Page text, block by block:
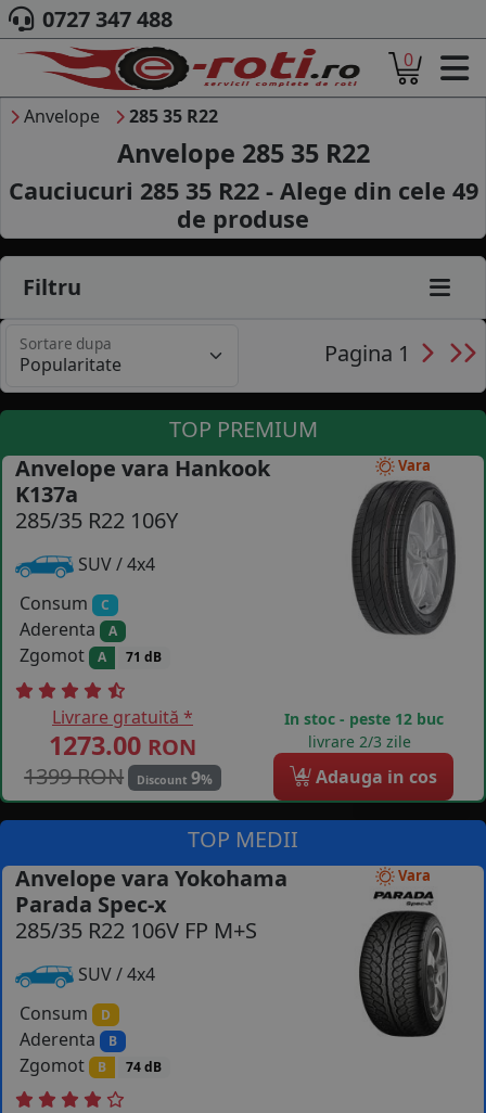
ACASA
DESPRE NOI
ANVELOPE
AUTO
CAMION
MOTO
AGROINDUSTRIALE
MARCA AUTO
B2B - COLABORARE COMPANII
CONTACT
COS (0 PRODUSE
0727 347 488
0
Anvelope 285 35 R22
Anvelope 285 35 R22
Cauciucuri 285 35 R22 - Alege din cele 49
de produse
Filtru
Sortare dupa Pagina 1
TOP PREMIUM
Vara
Anvelope vara Hankook
K137a
285/35 R22 106Y
SUV / 4x4
Consum
C
Aderenta A
Zgomot A 71 dB
Livrare gratuită *
1273.00 RON
1399 RON
Discount 9%
In stoc - peste 12 buc
livrare 2/3 zile
4 Adauga in cos
TOP MEDII
Vara
Anvelope vara Yokohama
Parada Spec-x
285/35 R22 106V FP M+S
SUV / 4x4
Consum
D
Aderenta B
Zgomot B 74 dB